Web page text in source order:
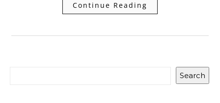
Continue Reading
Search